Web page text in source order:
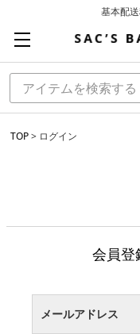
基本配
お買い上
TOP ログイン
会員登
メールアドレス